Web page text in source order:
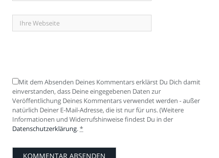
Mit dem Absenden Deines Kommentars erklärst Du Dich damit
einverstanden, dass Deine eingegebenen Daten zur
Veröffentlichung Deines Kommentars verwendet werden - außer
natürlich Deiner E-Mail-Adresse, die ist nur für uns. (Weitere
Informationen und Widerrufshinweise findest Du in der
Datenschutzerklärung.*